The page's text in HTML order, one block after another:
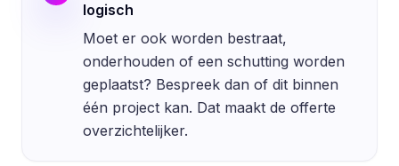
logisch
Moet er ook worden bestraat,
onderhouden of een schutting worden
geplaatst? Bespreek dan of dit binnen
één project kan. Dat maakt de offerte
overzichtelijker.